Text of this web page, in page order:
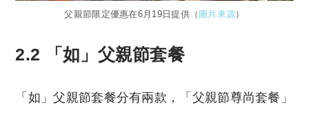
父親節限定優惠在6月19日提供（ 圖片來源）
2.2 「如」父親節套餐
「如」父親節套餐分有兩款，「父親節尊尚套餐」